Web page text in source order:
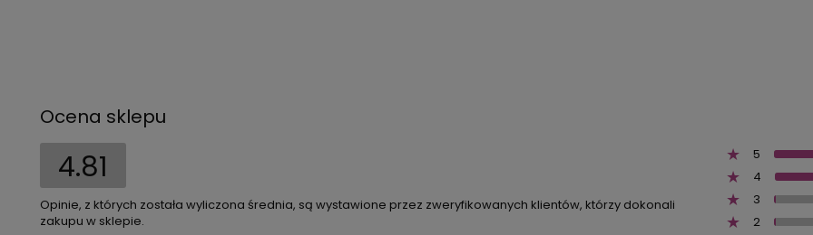
Ocena sklepu
4.81
Opinie, z których została wyliczona średnia, są wystawione przez zweryfikowanych klientów, którzy dokonali
zakupu w sklepie.
5
4
3
2